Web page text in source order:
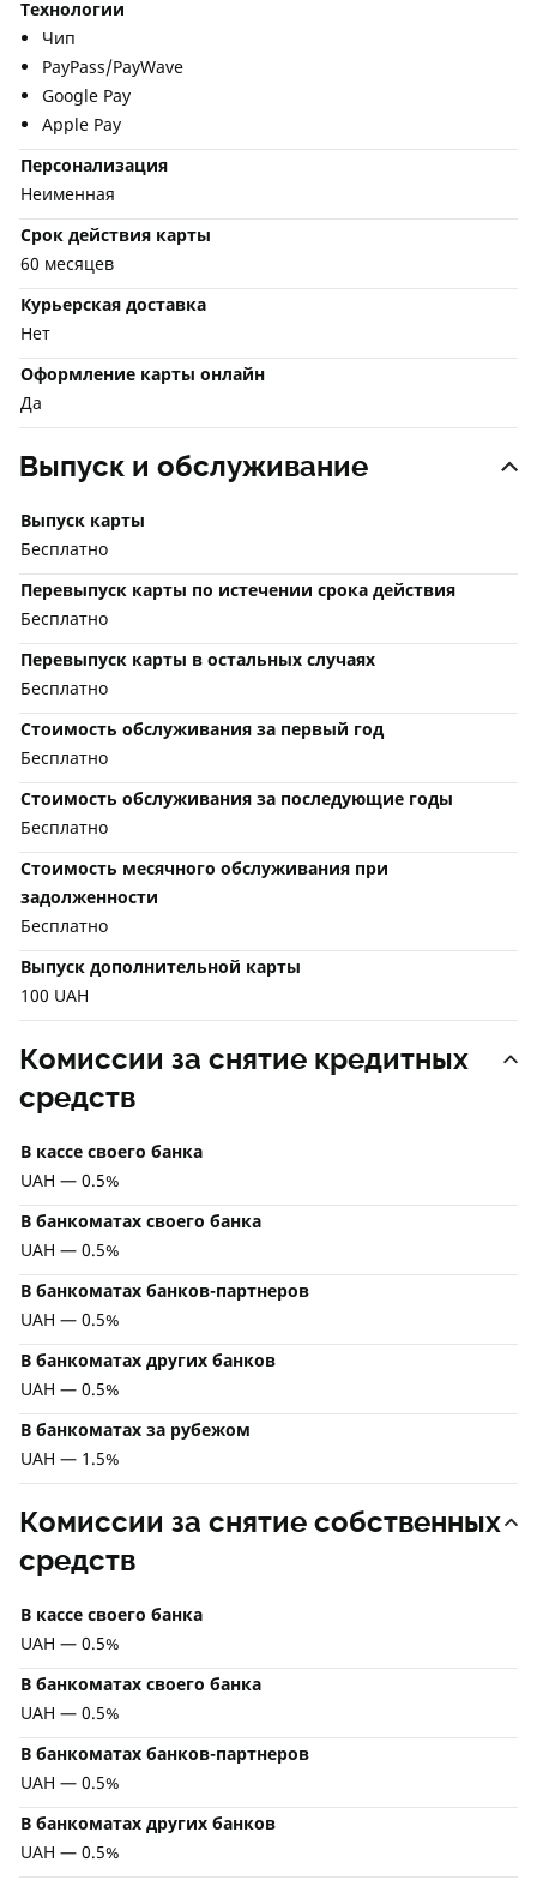
Технологии
Чип
PayPass/PayWave
Google Pay
Apple Pay
Персонализация
Неименная
Срок действия карты
60 месяцев
Курьерская доставка
Нет
Оформление карты онлайн
Да
Выпуск и обслуживание
Выпуск карты
Бесплатно
Перевыпуск карты по истечении срока действия
Бесплатно
Перевыпуск карты в остальных случаях
Бесплатно
Стоимость обслуживания за первый год
Бесплатно
Стоимость обслуживания за последующие годы
Бесплатно
Стоимость месячного обслуживания при
задолженности
Бесплатно
Выпуск дополнительной карты
100 UAH
Комиссии за снятие кредитных
средств
В кассе своего банка
UAH — 0.5%
В банкоматах своего банка
UAH — 0.5%
В банкоматах банков-партнеров
UAH — 0.5%
В банкоматах других банков
UAH — 0.5%
В банкоматах за рубежом
UAH — 1.5%
Комиссии за снятие собственных
средств
В кассе своего банка
UAH — 0.5%
В банкоматах своего банка
UAH — 0.5%
В банкоматах банков-партнеров
UAH — 0.5%
В банкоматах других банков
UAH — 0.5%